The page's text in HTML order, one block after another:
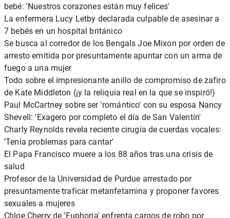
bebé: 'Nuestros corazones están muy felices'
La enfermera Lucy Letby declarada culpable de asesinar a
7 bebés en un hospital británico
Se busca al corredor de los Bengals Joe Mixon por orden de
arresto emitida por presuntamente apuntar con un arma de
fuego a una mujer
Todo sobre el impresionante anillo de compromiso de zafiro
de Kate Middleton (¡y la reliquia real en la que se inspiró!)
Paul McCartney sobre ser 'romántico' con su esposa Nancy
Shevell: 'Exagero por completo el día de San Valentín'
Charly Reynolds revela reciente cirugía de cuerdas vocales:
'Tenía problemas para cantar'
El Papa Francisco muere a los 88 años tras una crisis de
salud
Profesor de la Universidad de Purdue arrestado por
presuntamente traficar metanfetamina y proponer favores
sexuales a mujeres
Chloe Cherry de 'Euphoria' enfrenta cargos de robo por